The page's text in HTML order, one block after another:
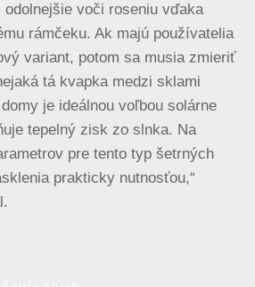
voči roseniu vďaka
rámčeku. Ak majú používatelia
variant, potom sa musia zmieriť
tá kvapka medzi sklami
je ideálnou voľbou solárne
tepelný zisk zo slnka. Na
pre tento typ šetrných
prakticky nutnosťou,“